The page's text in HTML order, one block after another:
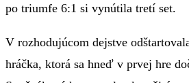
po triumfe 6:1 si vynútila tretí set.
V rozhodujúcom dejstve
hráčka, ktorá sa hneď v prvej hre